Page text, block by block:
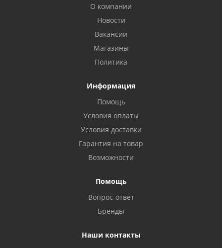
О компании
Новости
Вакансии
Магазины
Политика
Информация
Помощь
Условия оплаты
Условия доставки
Гарантия на товар
Возможности
Помощь
Вопрос-ответ
Бренды
Наши контакты